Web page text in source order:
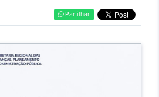
Partilhar